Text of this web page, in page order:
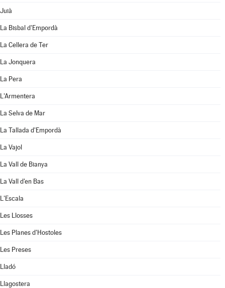
Juià
La Bisbal d'Empordà
La Cellera de Ter
La Jonquera
La Pera
L'Armentera
La Selva de Mar
La Tallada d'Empordà
La Vajol
La Vall de Bianya
La Vall d'en Bas
L'Escala
Les Llosses
Les Planes d'Hostoles
Les Preses
Lladó
Llagostera